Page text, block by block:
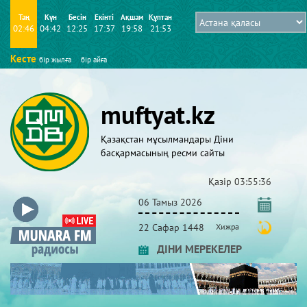
Таң
02:46
Күн
04:42
Бесін
12:25
Екінті
17:37
Ақшам
19:58
Құптан
21:53
Кесте бір жылға бір айға
muftyat.kz
Қазақстан мұсылмандары Діни
басқармасының ресми сайты
Қазір 03:55:36
06 Тамыз 2026
22 Сафар 1448 Хижра
ДІНИ МЕРЕКЕЛЕР